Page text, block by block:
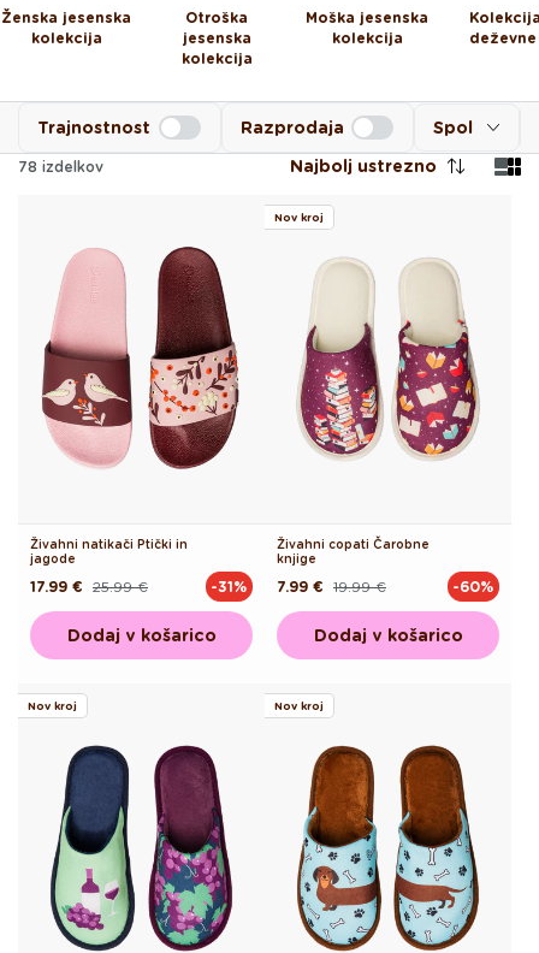
Ženska jesenska
kolekcija
Otroška
jesenska
kolekcija
Moška jesenska
kolekcija
Spol
Trajnostnost Razprodaja
78 izdelkov Najbolj ustrezno
Živahni natikači Ptički in
jagode
Redna
25.99 €
Akcijska
17.99 € -31%
Dodaj v košarico
Nov kroj
Živahni copati Čarobne
knjige
Redna 19.99 €
Akcijska
7.99 € -60%
Dodaj v košarico
Nov kroj Nov kroj